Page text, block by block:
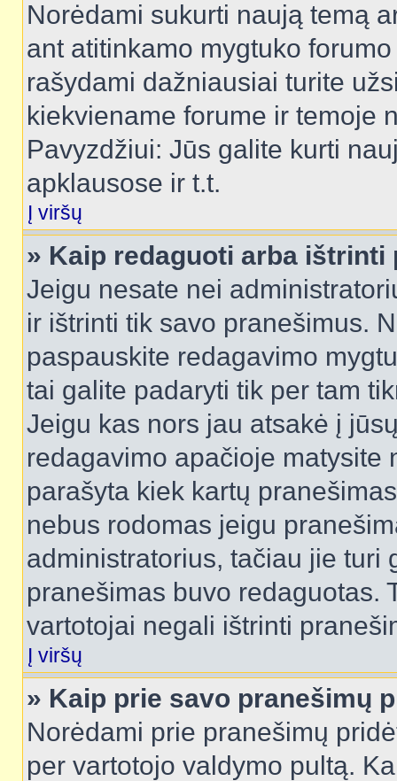
Norėdami sukurti naują temą
ant atitinkamo mygtuko
rašydami dažniausiai turite
kiekviename forume ir temoje
Pavyzdžiui: Jūs galite kurti
apklausose ir t.t.
Į viršų
» Kaip redaguoti arba ištrinti
Jeigu nesate nei
ir ištrinti tik savo pranešimus.
paspauskite redagavimo
tai galite padaryti tik per tam
Jeigu kas nors jau atsakė į
redagavimo apačioje matysite
parašyta kiek kartų
nebus rodomas jeigu
administratorius, tačiau jie turi
pranešimas buvo redaguotas.
vartotojai negali ištrinti
Į viršų
» Kaip prie savo pranešimų
Norėdami prie pranešimų
per vartotojo valdymo pultą.